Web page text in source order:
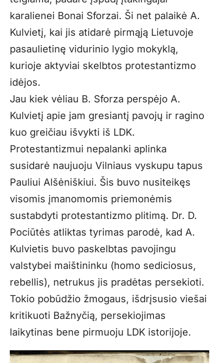
karalienei Bonai Sforzai. Ši net palaikė A.
Kulvietį, kai jis atidarė pirmąją Lietuvoje
pasaulietinę vidurinio lygio mokyklą,
kurioje aktyviai skelbtos protestantizmo
idėjos.
Jau kiek vėliau B. Sforza perspėjo A.
Kulvietį apie jam gresiantį pavojų ir ragino
kuo greičiau išvykti iš LDK.
Protestantizmui nepalanki aplinka
susidarė naujuoju Vilniaus vyskupu tapus
Pauliui Alšėniškiui. Šis buvo nusiteikęs
visomis įmanomomis priemonėmis
sustabdyti protestantizmo plitimą. Dr. D.
Pociūtės atliktas tyrimas parodė, kad A.
Kulvietis buvo paskelbtas pavojingu
valstybei maištininku (homo sediciosus,
rebellis), netrukus jis pradėtas persekioti.
Tokio pobūdžio žmogaus, išdrįsusio viešai
kritikuoti Bažnyčią, persekiojimas
laikytinas bene pirmuoju LDK istorijoje.